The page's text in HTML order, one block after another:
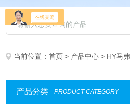
当前位置：首页 > 产品中心 > HY马
产品分类 PRODUCT CATEGORY